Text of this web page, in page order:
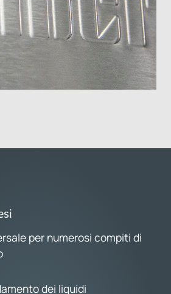
per numerosi compiti di
dei liquidi